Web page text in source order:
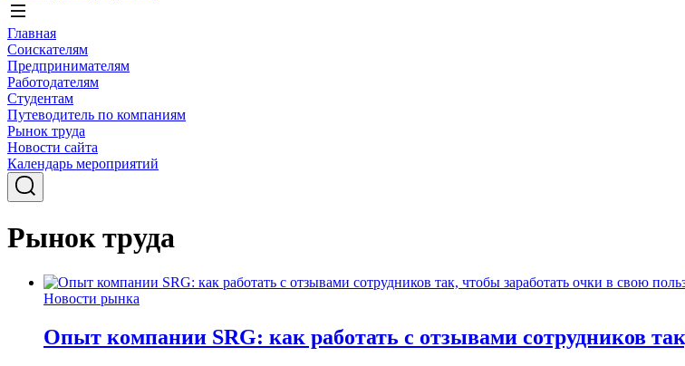
Главная
Соискателям
Предпринимателям
Работодателям
Студентам
Путеводитель по компаниям
Рынок труда
Новости сайта
Календарь мероприятий
Рынок труда
Новости рынка
Опыт компании SRG: как работать с отзывами сотрудников